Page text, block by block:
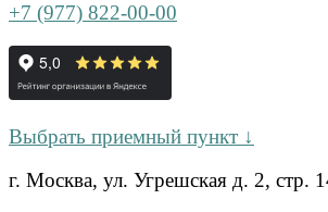
+7 (977) 822-00-00
Выбрать приемный пункт ↓
г. Москва, ул. Угрешская д. 2, стр.